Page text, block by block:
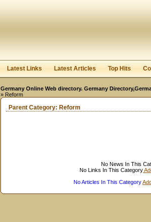
Latest Links Latest Articles Top Hits
Germany Online Web directory. Germany
» Reform
Parent Category: Reform
No News In This
No Links In This Category
No Articles In This Category